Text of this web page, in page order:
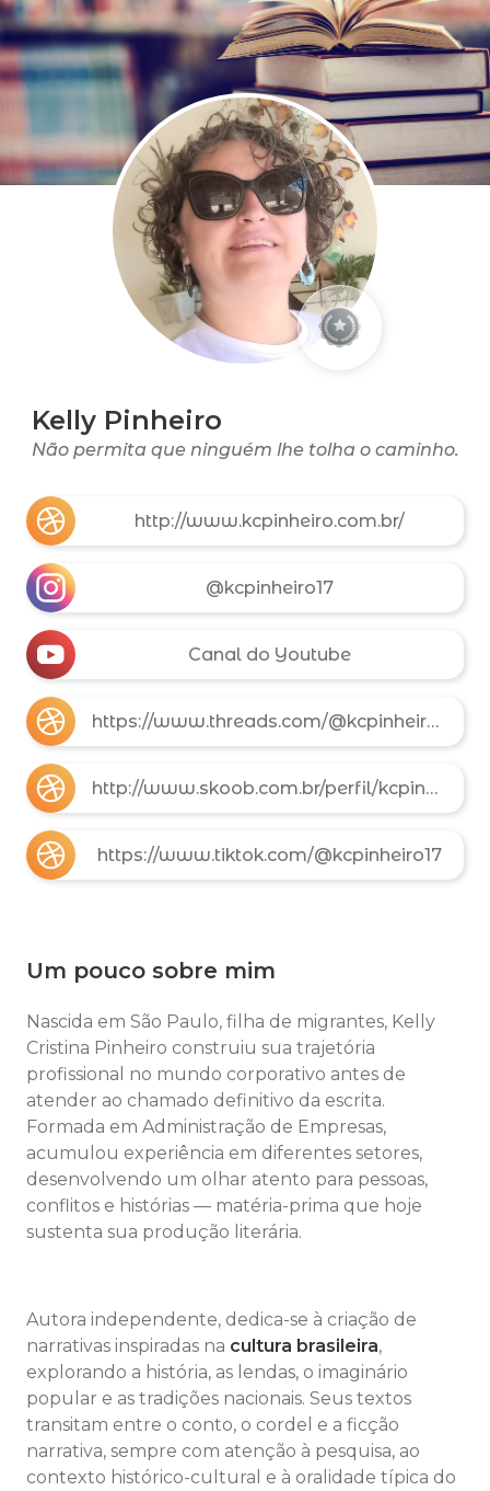
Kelly Pinheiro
Não permita que ninguém lhe tolha o caminho.
http://www.kcpinheiro.com.br/
@kcpinheiro17
Canal do Youtube
https://www.threads.com/@kcpinheiro17
http://www.skoob.com.br/perfil/kcpinheiro
https://www.tiktok.com/@kcpinheiro17
Um pouco sobre mim
Nascida em São Paulo, filha de migrantes, Kelly
Cristina Pinheiro construiu sua trajetória
profissional no mundo corporativo antes de
atender ao chamado definitivo da escrita.
Formada em Administração de Empresas,
acumulou experiência em diferentes setores,
desenvolvendo um olhar atento para pessoas,
conflitos e histórias — matéria-prima que hoje
sustenta sua produção literária.
Autora independente, dedica-se à criação de
narrativas inspiradas na cultura brasileira,
explorando a história, as lendas, o imaginário
popular e as tradições nacionais. Seus textos
transitam entre o conto, o cordel e a ficção
narrativa, sempre com atenção à pesquisa, ao
contexto histórico-cultural e à oralidade típica do